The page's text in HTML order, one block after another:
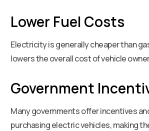
Lower Fuel Costs
Electricity is generally cheaper than
lowers the overall cost of vehicle
Government
Many governments offer incentives
purchasing electric vehicles, making